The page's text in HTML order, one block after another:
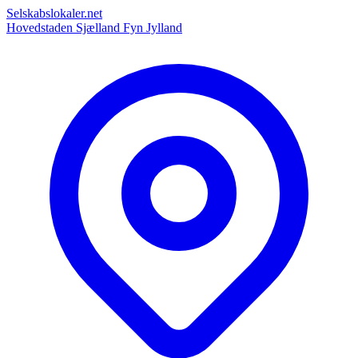
Selskabslokaler.net
Hovedstaden Sjælland Fyn Jylland